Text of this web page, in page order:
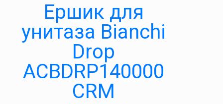
Ершик для
унитаза Bianchi
Drop
ACBDRP140000
CRM